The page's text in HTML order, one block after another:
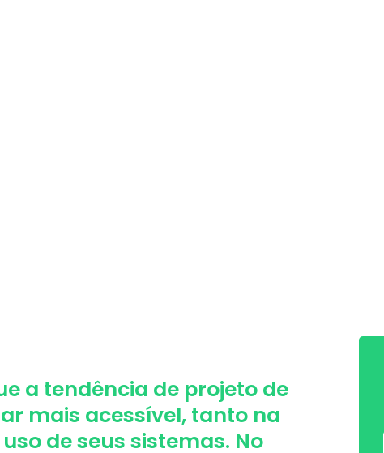
a tendência de projeto de
mais acessível, tanto na
de seus sistemas. No